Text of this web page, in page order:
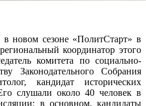
новом сезоне «ПолитСтарт» в
координатор этого
комитета по социально-
Законодательного Собрания
кандидат исторических
слушали около 40 человек в
в основном, кандидаты